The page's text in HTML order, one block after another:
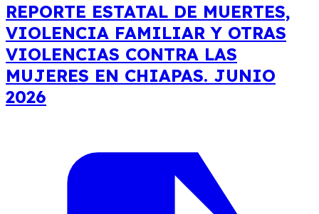
REPORTE ESTATAL DE MUERTES,
VIOLENCIA FAMILIAR Y OTRAS
VIOLENCIAS CONTRA LAS
MUJERES EN CHIAPAS. JUNIO
2026